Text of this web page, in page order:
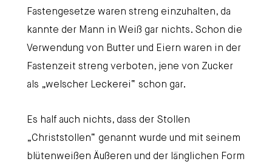
Fastengesetze waren streng einzuhalten, da
kannte der Mann in Weiß gar nichts. Schon die
Verwendung von Butter und Eiern waren in der
Fastenzeit streng verboten, jene von Zucker
als „welscher Leckerei“ schon gar.
Es half auch nichts, dass der Stollen
„Christstollen“ genannt wurde und mit seinem
blütenweißen Äußeren und der länglichen Form